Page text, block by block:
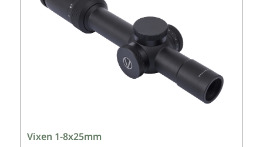
Vixen 1-8x25mm